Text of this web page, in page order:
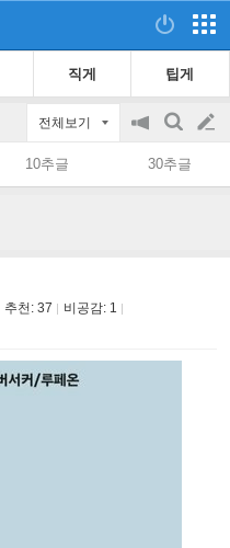
직게 팁게
전체보기
공
지
on/off
검
색
글
쓰
10추글 30추글
추천: 37 비공감: 1